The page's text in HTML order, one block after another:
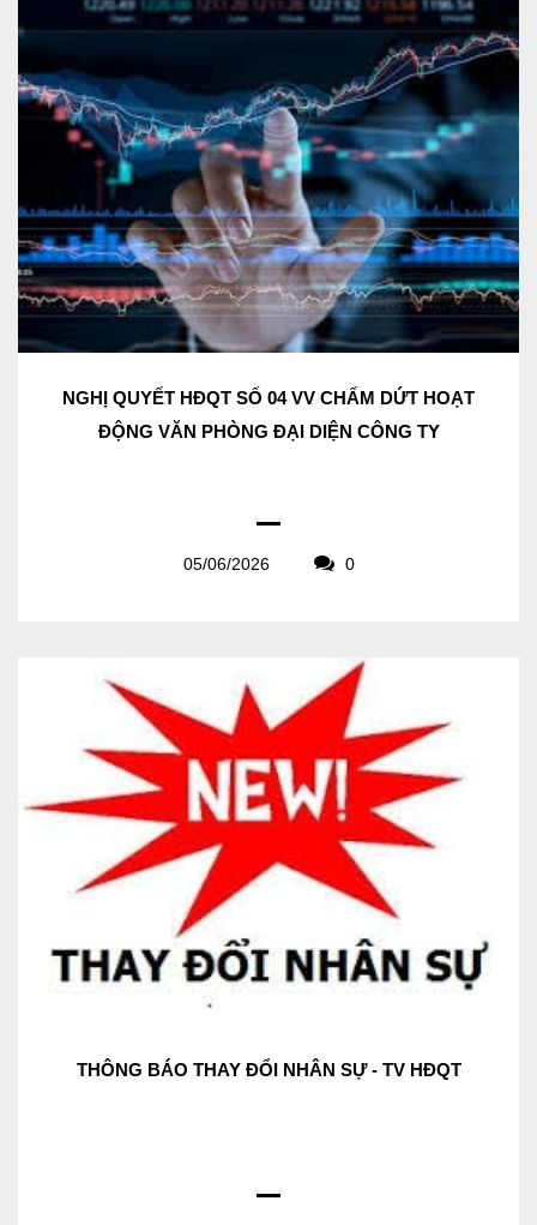
NGHỊ QUYẾT HĐQT SỐ 04 VV CHẤM DỨT HOẠT
ĐỘNG VĂN PHÒNG ĐẠI DIỆN CÔNG TY
05/06/2026 0
THÔNG BÁO THAY ĐỔI NHÂN SỰ - TV HĐQT